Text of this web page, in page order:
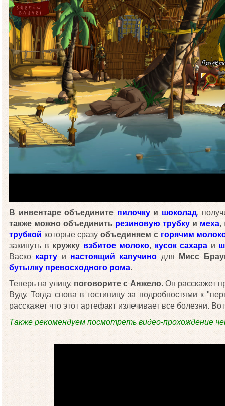
В инвентаре объедините пилочкуи шоколад,
также можно объединить резиновую трубку и меха,
трубкой которые сразуобъединяем с горячим
закинуть в кружку взбитое молоко, кусок сахара и
Васко карту и настоящий капучино для
Мисс
бутылку превосходного рома.
Теперь на улицу, поговорите с Анжело. Он расскажет
Вуду. Тогда снова в гостиницу за подробностями к
расскажет что этот артефакт излечивает все болезни.
Также рекомендуем посмотреть видео-прохождение